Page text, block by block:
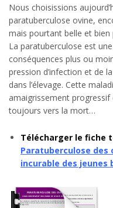
Nous choisissions
paratuberculose ovine,
mais pourtant belle et bien
La paratuberculose est
conséquences plus ou
pression d’infection et de
dans l’élevage. Cette
amaigrissement
toujours vers la mort…
Télécharger le fiche
Paratuberculose des
incurable des jeunes